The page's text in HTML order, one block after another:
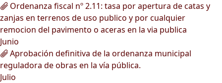
Ordenanza fiscal nº 2.11: tasa por apertura de catas y
zanjas en terrenos de uso publico y por cualquier
remocion del pavimento o aceras en la via publica
Junio
Aprobación definitiva de la ordenanza municipal
reguladora de obras en la vía pública.
Julio